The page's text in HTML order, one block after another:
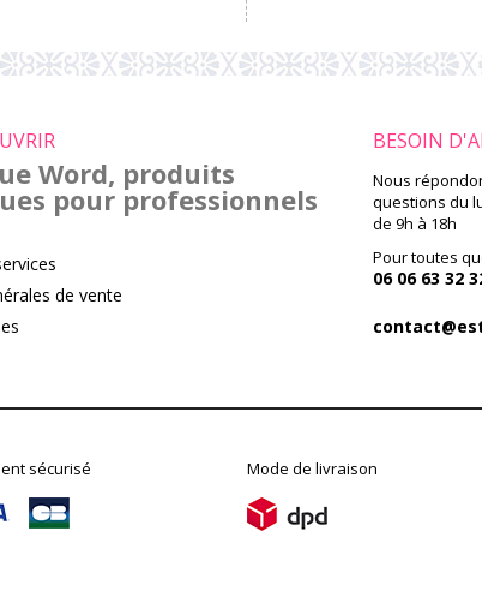
Word, produits
pour professionnels
de vente
BESOIN
Nous
questions du
de 9h à 18h
Pour toutes
06 06 63 32
sécurisé Mode de livraison